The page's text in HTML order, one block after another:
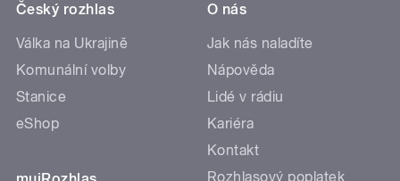
Český rozhlas
Válka na Ukrajině
Komunální volby
Stanice
eShop
O nás
Jak nás naladíte
Nápověda
Lidé v rádiu
Kariéra
Kontakt
Rozhlasový poplatek